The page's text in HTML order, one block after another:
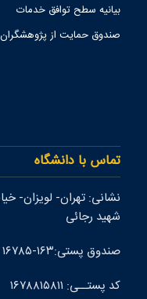
بیانیه سطح توافق خدمات
صندوق حمايت از پژوهشگران
تماس با دانشگاه
نشانی: تهران- لويزان-
شهيد رجائی
صندوق پستی:۱۶۳-۱۶۷۸۵
کد پستــی: ۱۶۷۸۸۱۵۸۱۱